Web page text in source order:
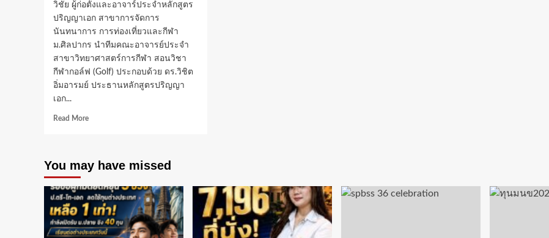
วิชัย ผู้ก่อตั้งและอาจาร์ประจำหลักสูตร
ปริญญาเอก สาขาการจัดการ
นันทนาการ การท่องเที่ยวและกีฬา
ม.ศิลปากร นำทีมคณะอาจารย์ประจำ
สาขาวิทยาศาสตร์การกีฬา สอนวิชา
กีฬากอล์ฟ (Golf) ประกอบด้วย ดร.วิชิต
อิ่มอารมย์ ประธานหลักสูตรปริญญา
เอก...
Read MoreRead
กอล์ฟ
ศิลปากร
เรียน
รู้
จริง
ปฏิบัติ
จริง
You may have missed